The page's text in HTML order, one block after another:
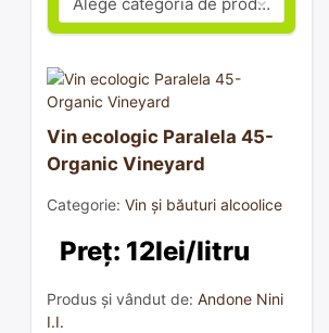
Vin ecologic Paralela 45-
Organic Vineyard
Categorie: Vin și băuturi alcoolice
Preț: 12lei/litru
Produs și vândut de: Andone Nini
I.I.